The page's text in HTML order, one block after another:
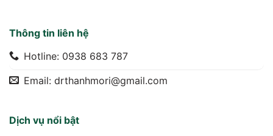
Thông tin liên hệ
Hotline: 0938 683 787
Email: drthanhmori@gmail.com
Dịch vụ nổi bật